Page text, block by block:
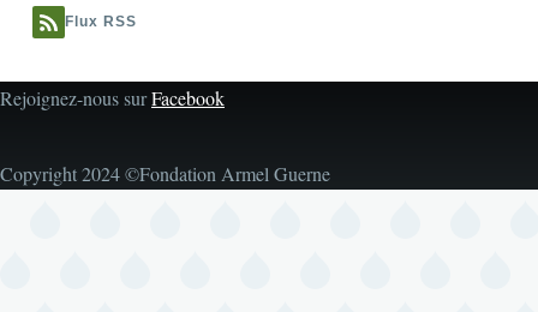
Flux RSS
Rejoignez-nous surFacebook
Copyright 2024 ©Fondation Armel Guerne